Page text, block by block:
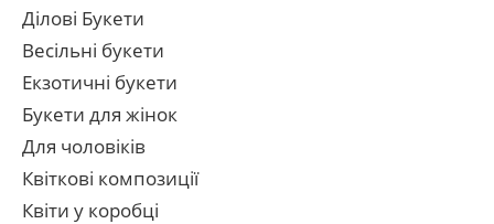
Ділові Букети
Весільні букети
Екзотичні букети
Букети для жінок
Для чоловіків
Квіткові композиції
Квіти у коробці